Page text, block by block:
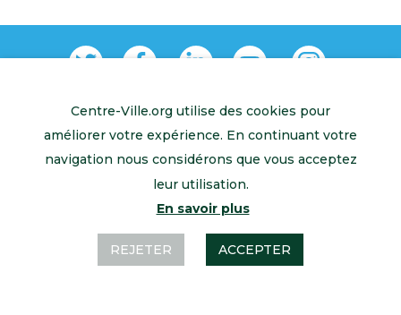
Retour à l’accueil Mentions légales Contactez-nous
Centre-Ville.org utilise des cookies pour
améliorer votre expérience. En continuant votre
navigation nous considérons que vous acceptez
leur utilisation.
En savoir plus
REJETER ACCEPTER